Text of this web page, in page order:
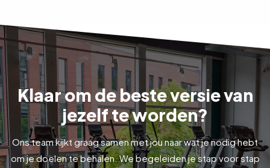
Klaar om de beste versie van
jezelf te worden?
Ons team kijkt graag samen met jou naar wat je nodig hebt
om je doelen te behalen. We begeleiden je stap voor stap